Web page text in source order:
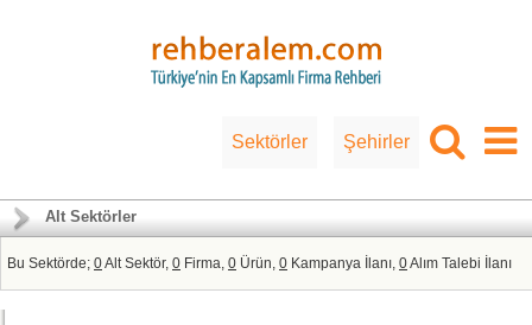
Sektörler Şehirler
Alt Sektörler
Bu Sektörde; 0Alt Sektör, 0 Firma, 0 Ürün, 0 Kampanya İlanı, 0Alım Talebi İlanı